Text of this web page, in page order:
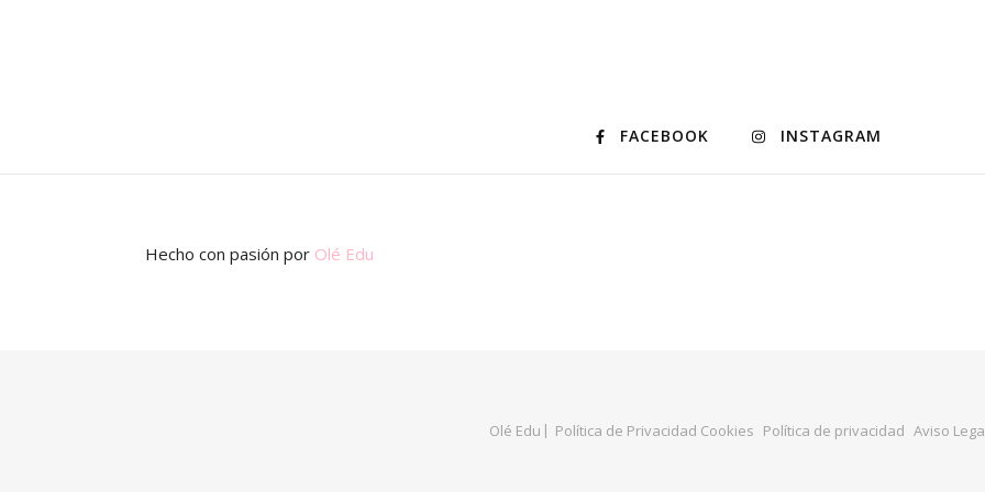
FACEBOOK INSTAGRAM
Hecho con pasión por Olé Edu
Olé Edu Política de Privacidad Cookies Política de privacidad Aviso